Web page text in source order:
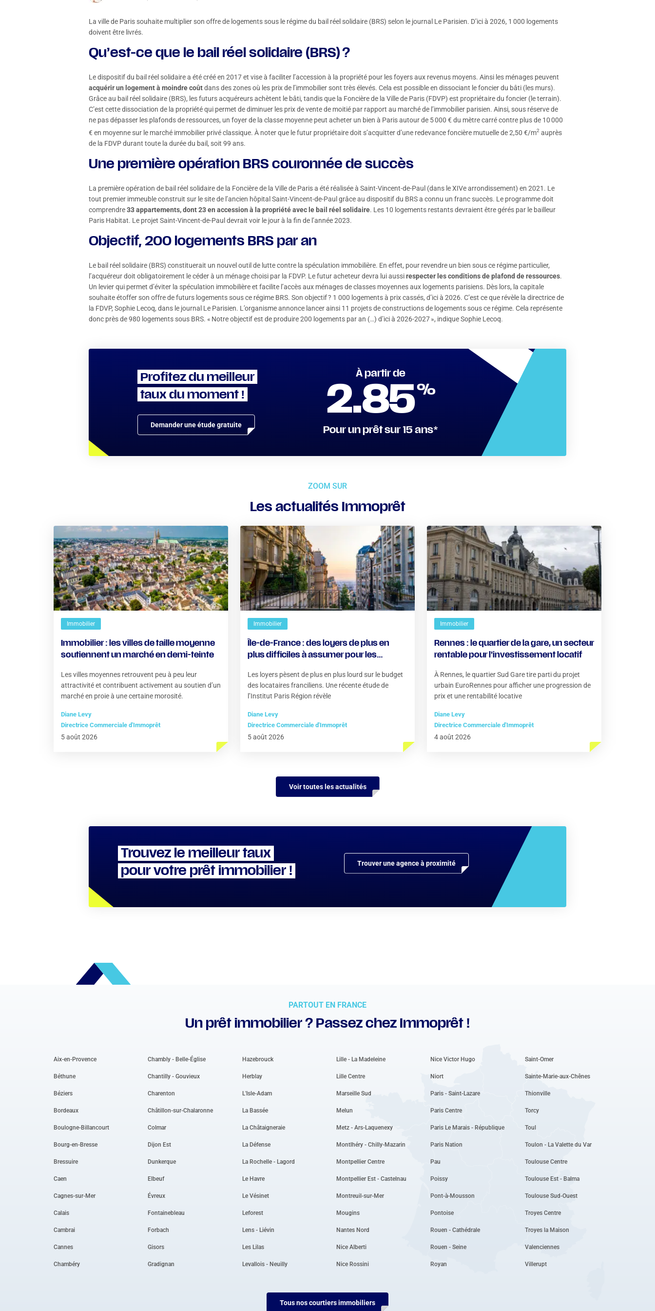
La ville de Paris souhaite multiplier son offre de logements sous le régime du bail réel solidaire (BRS) selon le journal Le Parisien. D’ici à 2026, 1 000 logements
doivent être livrés.
Qu’est-ce que le bail réel solidaire (BRS) ?
Le dispositif du bail réel solidaire a été créé en 2017 et vise à faciliter l’accession à la propriété pour les foyers aux revenus moyens. Ainsi les ménages peuvent
acquérir un logement à moindre coûtdans des zones où les prix de l’immobilier sont très élevés. Cela est possible en dissociant le foncier du bâti (les murs).
Grâce au bail réel solidaire (BRS), les futurs acquéreurs achètent le bâti, tandis que la Foncière de la Ville de Paris (FDVP) est propriétaire du foncier (le terrain).
C’est cette dissociation de la propriété qui permet de diminuer les prix de vente de moitié par rapport au marché de l’immobilier parisien. Ainsi, sous réserve de
ne pas dépasser les plafonds de ressources, un foyer de la classe moyenne peut acheter un bien à Paris autour de 5 000 € du mètre carré contre plus de 10 000
€ en moyenne sur le marché immobilier privé classique. À noter que le futur propriétaire doit s’acquitter d’une redevance foncière mutuelle de 2,50 €/m2 auprès
de la FDVP durant toute la durée du bail, soit 99 ans.
Une première opération BRS couronnée de succès
La première opération de bail réel solidaire de la Foncière de la Ville de Paris a été réalisée à Saint-Vincent-de-Paul (dans le XIVe arrondissement) en 2021. Le
tout premier immeuble construit sur le site de l’ancien hôpital Saint-Vincent-de-Paul grâce au dispositif du BRS a connu un franc succès. Le programme doit
comprendre33 appartements, dont 23 en accession à la propriété avec le bail réel solidaire. Les 10 logements restants devraient être gérés par le bailleur
Paris Habitat. Le projet Saint-Vincent-de-Paul devrait voir le jour à la fin de l’année 2023.
Objectif, 200 logements BRS par an
Le bail réel solidaire (BRS) constituerait un nouvel outil de lutte contre la spéculation immobilière. En effet, pour revendre un bien sous ce régime particulier,
l’acquéreur doit obligatoirement le céder à un ménage choisi par la FDVP. Le futur acheteur devra lui aussirespecter les conditions de plafond de ressources.
Un levier qui permet d’éviter la spéculation immobilière et facilite l’accès aux ménages de classes moyennes aux logements parisiens. Dès lors, la capitale
souhaite étoffer son offre de futurs logements sous ce régime BRS. Son objectif ? 1 000 logements à prix cassés, d’ici à 2026. C’est ce que révèle la directrice de
la FDVP, Sophie Lecoq, dans le journal Le Parisien. L’organisme annonce lancer ainsi 11 projets de constructions de logements sous ce régime. Cela représente
donc près de 980 logements sous BRS. « Notre objectif est de produire 200 logements par an (…) d’ici à 2026-2027 », indique Sophie Lecoq.
Profitez du meilleur
taux du moment !
Demander une étude gratuite
À partir de
2.85%
Pour un prêt sur 15 ans*
ZOOM SUR
Les actualités Immoprêt
Immobilier
Immobilier : les villes de taille moyenne
soutiennent un marché en demi-teinte
Les villes moyennes retrouvent peu à peu leur
attractivité et contribuent activement au soutien d’un
marché en proie à une certaine morosité.
Diane Levy
Directrice Commerciale d'Immoprêt
5 août 2026
Immobilier
Île-de-France : des loyers de plus en
plus difficiles à assumer pour les
Les loyers pèsent de plus en plus lourd sur le budget
des locataires franciliens. Une récente étude de
l’Institut Paris Région révèle
Diane Levy
Directrice Commerciale d'Immoprêt
5 août 2026
Immobilier
Rennes : le quartier de la gare, un secteur
rentable pour l’investissement locatif
À Rennes, le quartier Sud Gare tire parti du projet
urbain EuroRennes pour afficher une progression de
prix et une rentabilité locative
Diane Levy
Directrice Commerciale d'Immoprêt
4 août 2026
Voir toutes les actualités
Trouvez le meilleur taux
pour votre prêt immobilier !
Trouver une agence à proximité
PARTOUT EN FRANCE
Un prêt immobilier ? Passez chez Immoprêt !
Aix-en-Provence
Béthune
Béziers
Bordeaux
Boulogne-Billancourt
Bourg-en-Bresse
Bressuire
Caen
Cagnes-sur-Mer
Calais
Cambrai
Cannes
Chambéry
Chambly - Belle-Église
Chantilly - Gouvieux
Charenton
Châtillon-sur-Chalaronne
Colmar
Dijon Est
Dunkerque
Elbeuf
Évreux
Fontainebleau
Forbach
Gisors
Gradignan
Hazebrouck
Herblay
L'Isle-Adam
La Bassée
La Châtaigneraie
La Défense
La Rochelle - Lagord
Le Havre
Le Vésinet
Leforest
Lens - Liévin
Les Lilas
Levallois - Neuilly
Lille - La Madeleine
Lille Centre
Marseille Sud
Melun
Metz - Ars-Laquenexy
Montlhéry - Chilly-Mazarin
Montpellier Centre
Montpellier Est - Castelnau
Montreuil-sur-Mer
Mougins
Nantes Nord
Nice Alberti
Nice Rossini
Nice Victor Hugo
Niort
Paris - Saint-Lazare
Paris Centre
Paris Le Marais - République
Paris Nation
Pau
Poissy
Pont-à-Mousson
Pontoise
Rouen - Cathédrale
Rouen - Seine
Royan
Saint-Omer
Sainte-Marie-aux-Chênes
Thionville
Torcy
Toul
Toulon - La Valette du Var
Toulouse Centre
Toulouse Est - Balma
Toulouse Sud-Ouest
Troyes Centre
Troyes la Maison
Valenciennes
Villerupt
Tous nos courtiers immobiliers